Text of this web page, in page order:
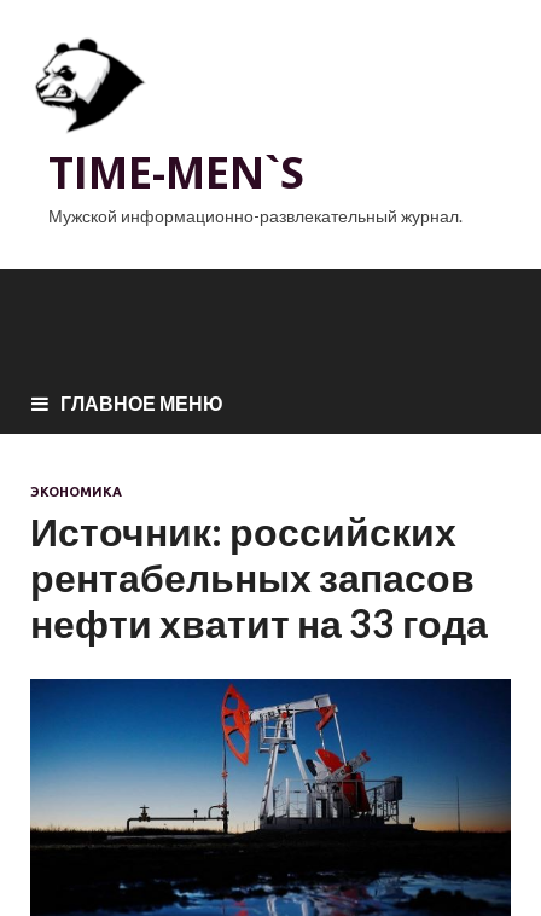
TIME-MEN`S
Мужской информационно-развлекательный журнал.
ГЛАВНОЕ МЕНЮ
ЭКОНОМИКА
Источник: российских
рентабельных запасов
нефти хватит на 33 года